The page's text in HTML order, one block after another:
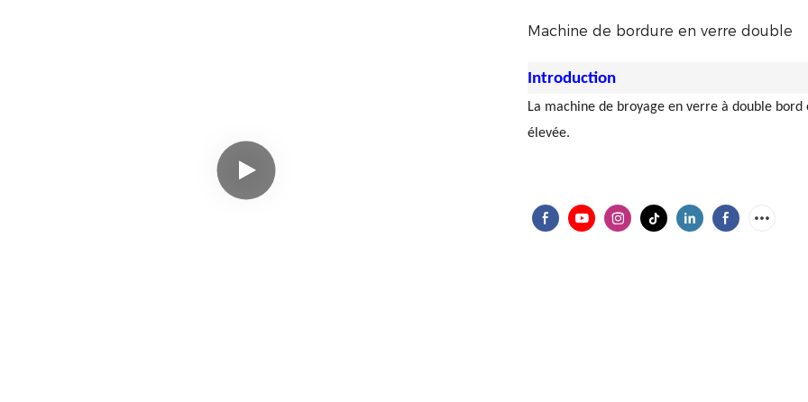
Machine de bordure en verre double
Introduction
La machine de broyage en verre à double
élevée.